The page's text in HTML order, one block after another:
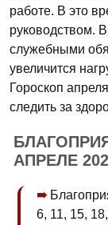
работе. В это
руководством.
служебными
увеличится
Гороскоп
следить за
АПРЕЛЕ
6, 11, 15,